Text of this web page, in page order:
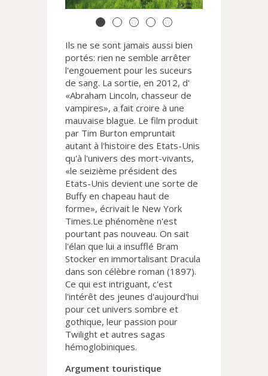
Ils ne se sont jamais aussi bien
portés: rien ne semble arrêter
l'engouement pour les suceurs
de sang. La sortie, en 2012, d'
«Abraham Lincoln, chasseur de
vampires», a fait croire à une
mauvaise blague. Le film produit
par Tim Burton empruntait
autant à l'histoire des Etats-Unis
qu'à l'univers des mort-vivants,
«le seizième président des
Etats-Unis devient une sorte de
Buffy en chapeau haut de
forme», écrivait le New York
Times.Le phénomène n'est
pourtant pas nouveau. On sait
l'élan que lui a insufflé Bram
Stocker en immortalisant Dracula
dans son célèbre roman (1897).
Ce qui est intriguant, c'est
l'intérêt des jeunes d'aujourd'hui
pour cet univers sombre et
gothique, leur passion pour
Twilight et autres sagas
hémoglobiniques.
Argument touristique